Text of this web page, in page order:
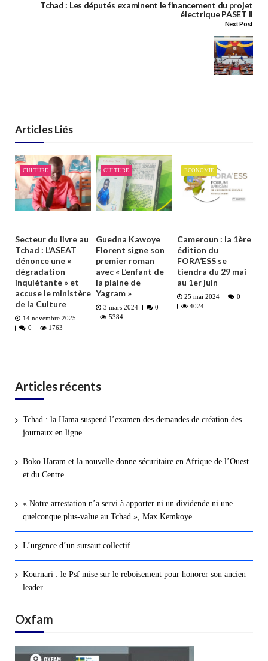
Tchad : Les députés examinent le financement du projet
électrique PASET II
Next Post
Articles Liés
CULTURE
Secteur du livre au
Tchad : L’ASEAT
dénonce une «
dégradation
inquiétante » et
accuse le ministère
de la Culture
14 novembre 2025
0
1763
CULTURE
Guedna Kawoye
Florent signe son
premier roman
avec « L’enfant de
la plaine de
Yagram »
3 mars 2024
0
5384
ECONOMIE
Cameroun : la 1ère
édition du
FORA’ESS se
tiendra du 29 mai
au 1er juin
25 mai 2024
0
4024
Articles récents
Tchad : la Hama suspend l’examen des demandes de création des
journaux en ligne
Boko Haram et la nouvelle donne sécuritaire en Afrique de l’Ouest
et du Centre
« Notre arrestation n’a servi à apporter ni un dividende ni une
quelconque plus-value au Tchad », Max Kemkoye
L’urgence d’un sursaut collectif
Kournari : le Psf mise sur le reboisement pour honorer son ancien
leader
Oxfam